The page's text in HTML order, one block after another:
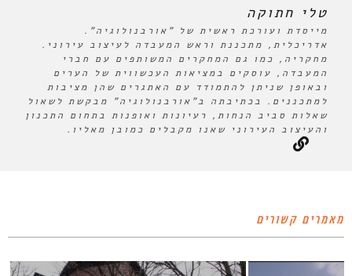
טלי חתוקה
מייסדת ועורכת ראשית של "אורבנולוגיה".
אדריכלית, מתכננת וראש המעבדה לעיצוב עירוני.
מחקריה, כמו גם המחקרים המשותפים עם חברי
המעבדה, עוסקים במציאות העכשווית של הערים
ובאופן שניתן להתמודד עם האתגרים שהן מציבות
למתכננים. בכתיבתה ב"אורבנולוגיה" מבקשת לשאול
שאלות סביב הנחות, רעיונות ואופנות בתחום התכנון
והעיצוב העירוני שאנו מקבלים כמובן מאליו.
מאמרים קשורים